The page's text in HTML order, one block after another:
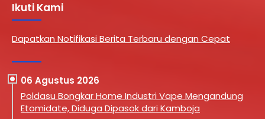
Ikuti Kami
Dapatkan Notifikasi Berita Terbaru dengan Cepat
06 Agustus 2026
Poldasu Bongkar Home Industri Vape Mengandung
Etomidate, Diduga Dipasok dari Kamboja